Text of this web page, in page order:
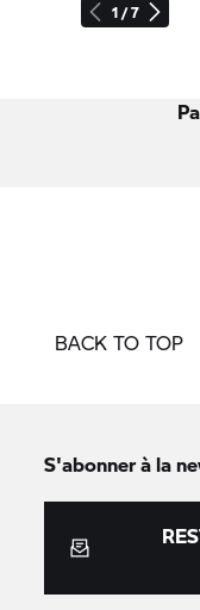
1 / 7
BACK TO TOP
S'abonner à la